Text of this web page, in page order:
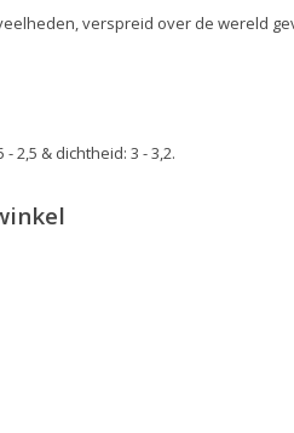
verspreid over de wereld
2,5 & dichtheid: 3 - 3,2.